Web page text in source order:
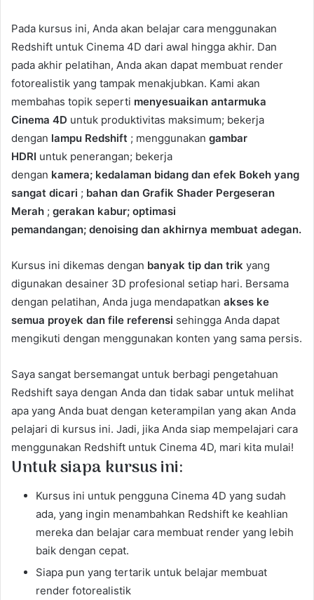
Pada kursus ini, Anda akan belajar cara menggunakan
Redshift untuk Cinema 4D dari awal hingga akhir. Dan
pada akhir pelatihan, Anda akan dapat membuat render
fotorealistik yang tampak menakjubkan. Kami akan
membahas topik seperti menyesuaikan antarmuka
Cinema 4D untuk produktivitas maksimum; bekerja
dengan lampu Redshift ; menggunakan gambar
HDRI untuk penerangan; bekerja
dengan kamera; kedalaman bidang dan efek Bokeh yang
sangat dicari ; bahan dan Grafik Shader Pergeseran
Merah ; gerakan kabur; optimasi
pemandangan; denoising dan akhirnya membuat adegan.
Kursus ini dikemas dengan banyak tip dan trik yang
digunakan desainer 3D profesional setiap hari. Bersama
dengan pelatihan, Anda juga mendapatkan akses ke
semua proyek dan file referensi sehingga Anda dapat
mengikuti dengan menggunakan konten yang sama persis.
Saya sangat bersemangat untuk berbagi pengetahuan
Redshift saya dengan Anda dan tidak sabar untuk melihat
apa yang Anda buat dengan keterampilan yang akan Anda
pelajari di kursus ini. Jadi, jika Anda siap mempelajari cara
menggunakan Redshift untuk Cinema 4D, mari kita mulai!
Untuk siapa kursus ini:
Kursus ini untuk pengguna Cinema 4D yang sudah
ada, yang ingin menambahkan Redshift ke keahlian
mereka dan belajar cara membuat render yang lebih
baik dengan cepat.
Siapa pun yang tertarik untuk belajar membuat
render fotorealistik